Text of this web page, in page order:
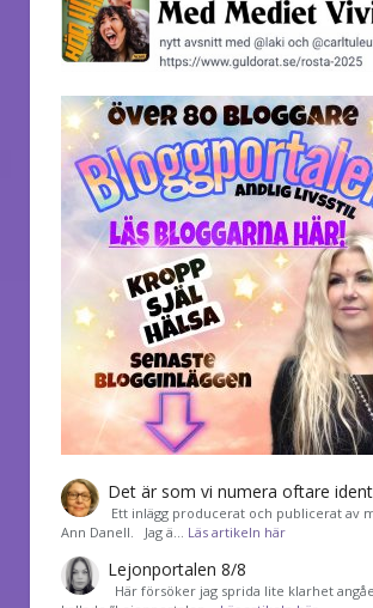
Det är som vi numera oftare
Ett inlägg producerat och publicerat av
Ann Danell. Jag ä… Läs artikeln här
Lejonportalen 8/8
Här försöker jag sprida lite klarhet